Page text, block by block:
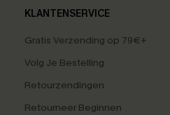
KLANTENSERVICE
Gratis Verzending op 79€+
Volg Je Bestelling
Retourzendingen
Retourneer Beginnen